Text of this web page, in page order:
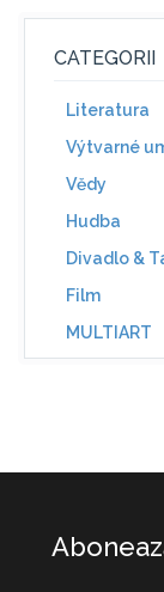
CATEGORII
Literatura
Výtvarné
Vědy
Hudba
Divadlo &
Film
MULTIART